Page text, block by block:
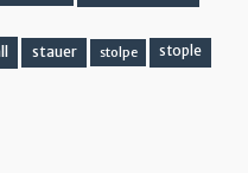
stauer stolpe stople